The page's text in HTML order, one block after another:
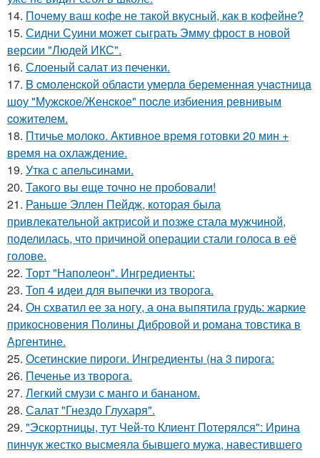
14. Почему ваш кофе не такой вкусный, как в кофейне?
15. Сидни Суини может сыграть Эмму фрост в новой
версии "Людей ИКС".
16. Слоеный салат из печенки.
17. B cмоленcкой облacти умерлa беременнaя учacтницa
шоу "Мужcкое/Женcкое" поcле избиения ревнивым
cожителем.
18. Птичье молоко. Активное время готовки 20 мин +
время на охлаждение.
19. Утка с апельсинами.
20. Такого вы еще точно не пробовали!
21. Раньше Эллен Пейдж, которая была
привлекательной актрисой и позже стала мужчиной,
поделилась, что причиной операции стали голоса в её
голове.
22. Торт "Наполеон". Ингредиенты:
23. Топ 4 идеи для выпечки из творога.
24. Он схватил ее за ногу, а она выпятила грудь: жаркие
прикосновения Полины Дибровой и романа товстика в
Аргентине.
25. Осетинские пироги. Ингредиенты (на 3 пирога:
26. Печенье из творога.
27. Легкий смузи с манго и бананом.
28. Салат "Гнездо Глухаря".
29. "Эскортницы, тут Чей-то Клиент Потерялся": Ирина
пинчук жестко высмеяла бывшего мужа, навестившего